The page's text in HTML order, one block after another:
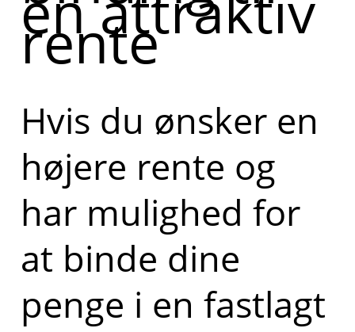
rente
Hvis du ønsker en
højere rente og
har mulighed for
at binde dine
penge i en fastlagt